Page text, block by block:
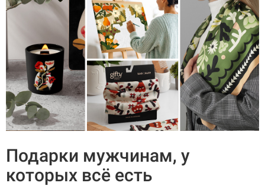
Подарки мужчинам, у
которых всё есть